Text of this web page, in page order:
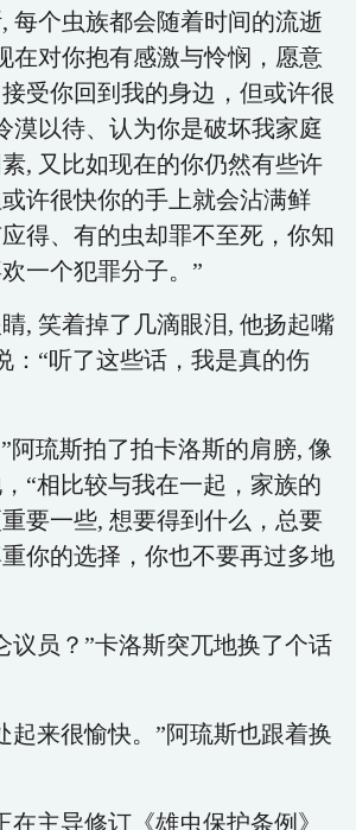
每个虫族都会随着时间的流逝
在对你抱有感激与怜悯，愿意
受你回到我的身边，但或许很
漠以待、认为你是破坏我家庭
, 又比如现在的你仍然有些许
许很快你的手上就会沾满鲜
得、有的虫却罪不至死，你知
一个犯罪分子。”
, 笑着掉了几滴眼泪, 他扬起嘴
：“听了这些话，我是真的伤
阿琉斯拍了拍卡洛斯的肩膀, 像
“相比较与我在一起，家族的
要一些, 想要得到什么，总要
你的选择，你也不要再过多地
议员？”卡洛斯突兀地换了个话
起来很愉快。”阿琉斯也跟着换
在主导修订《雄虫保护条例》